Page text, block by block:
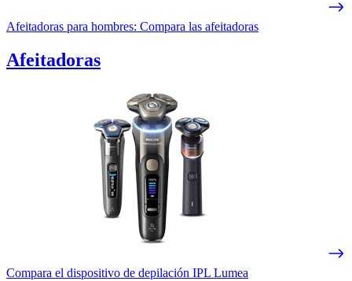
Afeitadoras para hombres: Compara las afeitadoras
Afeitadoras
Compara el dispositivo de depilación IPL Lumea